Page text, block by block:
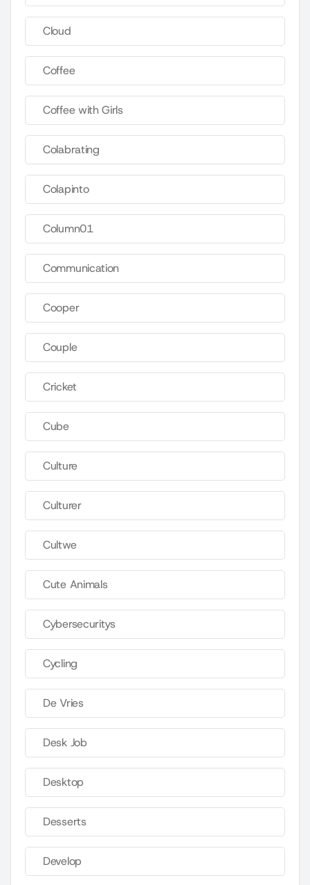
Cloud
Coffee
Coffee with Girls
Colabrating
Colapinto
Column01
Communication
Cooper
Couple
Cricket
Cube
Culture
Culturer
Cultwe
Cute Animals
Cybersecuritys
Cycling
De Vries
Desk Job
Desktop
Desserts
Develop